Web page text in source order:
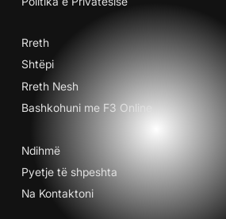
Ndihmë
Pyetje të shpeshta
Na Kontaktoni
Rreth
Shtëpi
Rreth Nesh
Bashkohuni me F3 Online